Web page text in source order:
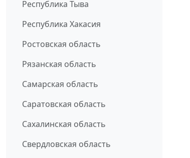
Республика Тыва
Республика Хакасия
Ростовская область
Рязанская область
Самарская область
Саратовская область
Сахалинская область
Свердловская область